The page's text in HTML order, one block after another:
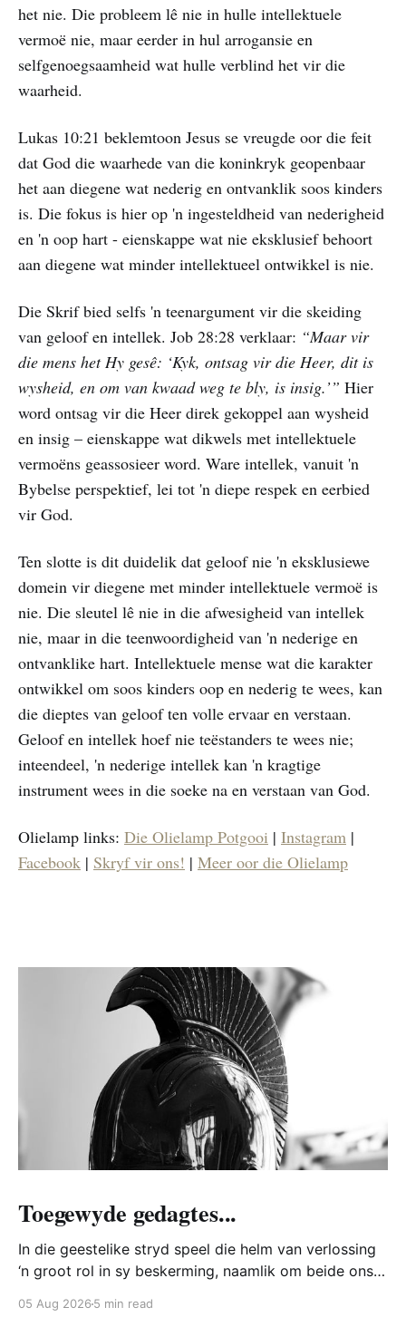
het nie. Die probleem lê nie in hulle intellektuele
vermoë nie, maar eerder in hul arrogansie en
selfgenoegsaamheid wat hulle verblind het vir die
waarheid.
Lukas 10:21 beklemtoon Jesus se vreugde oor die feit
dat God die waarhede van die koninkryk geopenbaar
het aan diegene wat nederig en ontvanklik soos kinders
is. Die fokus is hier op 'n ingesteldheid van nederigheid
en 'n oop hart - eienskappe wat nie eksklusief behoort
aan diegene wat minder intellektueel ontwikkel is nie.
Die Skrif bied selfs 'n teenargument vir die skeiding
van geloof en intellek. Job 28:28 verklaar: “Maar vir
die mens het Hy gesê: ‘Kyk, ontsag vir die Heer, dit is
wysheid, en om van kwaad weg te bly, is insig.’” Hier
word ontsag vir die Heer direk gekoppel aan wysheid
en insig – eienskappe wat dikwels met intellektuele
vermoëns geassosieer word. Ware intellek, vanuit 'n
Bybelse perspektief, lei tot 'n diepe respek en eerbied
vir God.
Ten slotte is dit duidelik dat geloof nie 'n eksklusiewe
domein vir diegene met minder intellektuele vermoë is
nie. Die sleutel lê nie in die afwesigheid van intellek
nie, maar in die teenwoordigheid van 'n nederige en
ontvanklike hart. Intellektuele mense wat die karakter
ontwikkel om soos kinders oop en nederig te wees, kan
die dieptes van geloof ten volle ervaar en verstaan.
Geloof en intellek hoef nie teëstanders te wees nie;
inteendeel, 'n nederige intellek kan 'n kragtige
instrument wees in die soeke na en verstaan van God.
Olielamp links: Die Olielamp Potgooi | Instagram |
Facebook | Skryf vir ons! | Meer oor die Olielamp
Toegewyde gedagtes...
In die geestelike stryd speel die helm van verlossing
‘n groot rol in sy beskerming, naamlik om beide ons
05 Aug 2026 5 min read